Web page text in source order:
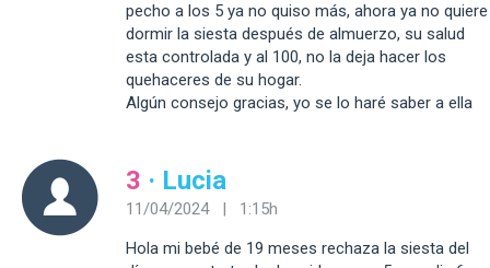
pecho a los 5 ya no quiso más, ahora ya no quiere
dormir la siesta después de almuerzo, su salud
esta controlada y al 100, no la deja hacer los
quehaceres de su hogar.
Algún consejo gracias, yo se lo haré saber a ella
3 · Lucia
11/04/2024 | 1:15h
Hola mi bebé de 19 meses rechaza la siesta del